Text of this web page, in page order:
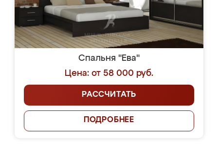
Спальня "Ева"
Цена: от 58 000 руб.
РАССЧИТАТЬ
ПОДРОБНЕЕ